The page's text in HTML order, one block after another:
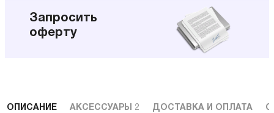
Запросить
оферту
ОПИСАНИЕ АКСЕССУАРЫ 2 ДОСТАВКА И ОПЛАТА